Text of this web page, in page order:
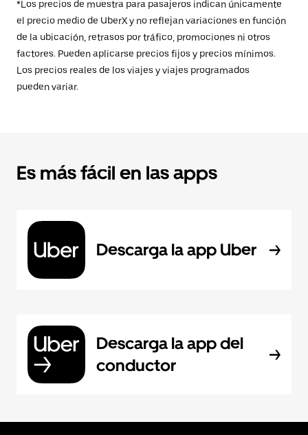
*Los precios de muestra para pasajeros indican únicamente
el precio medio de UberX y no reflejan variaciones en función
de la ubicación, retrasos por tráfico, promociones ni otros
factores. Pueden aplicarse precios fijos y precios mínimos.
Los precios reales de los viajes y viajes programados
pueden variar.
Es más fácil en las apps
Descarga la app Uber
Descarga la app del
conductor